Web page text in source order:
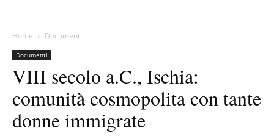
Home Documenti
Documenti
VIII secolo a.C., Ischia:
comunità cosmopolita con tante
donne immigrate